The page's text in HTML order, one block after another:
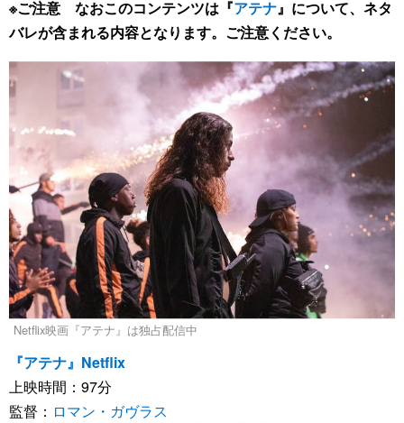
※ご注意 なおこのコンテンツは『アテナ』について、ネタ
バレが含まれる内容となります。ご注意ください。
Netflix映画『アテナ』は独占配信中
『アテナ』Netflix
上映時間：97分
監督： ロマン・ガヴラス